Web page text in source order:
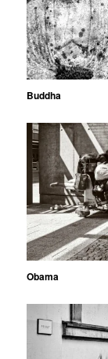
Buddha
Obama